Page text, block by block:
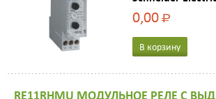
0,00Р
В корзину
RE11RHMU МОДУЛЬНОЕ РЕЛЕ С